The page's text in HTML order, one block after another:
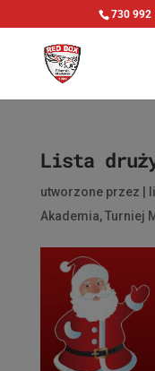
730 992
Lista
utworzone przez
Akademia,Turniej